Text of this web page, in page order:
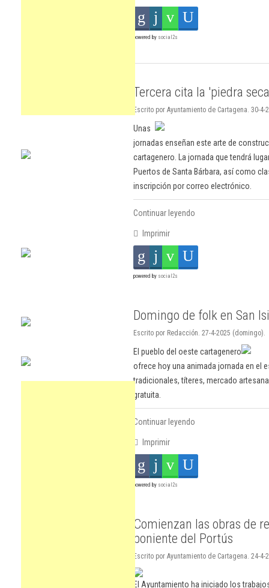
powered by social2s
Tercera cita la 'piedra
Escrito por Ayuntamiento de Cartagena. 30-
Unas
jornadas enseñan este arte de
cartagenero. La jornada que tendrá
Puertos de Santa Bárbara, así como
inscripción por correo electrónico.
Continuar leyendo
Imprimir
powered by social2s
Domingo de folk en San
Escrito por Redacción. 27-4-2025 (domingo).
El pueblo del oeste cartagenero
ofrece hoy una animada jornada en el
tradicionales, títeres, mercado
gratuita.
Continuar leyendo
Imprimir
powered by social2s
Comienzan las obras de
poniente del Portús
Escrito por Ayuntamiento de Cartagena. 24-4-
El Ayuntamiento ha iniciado los